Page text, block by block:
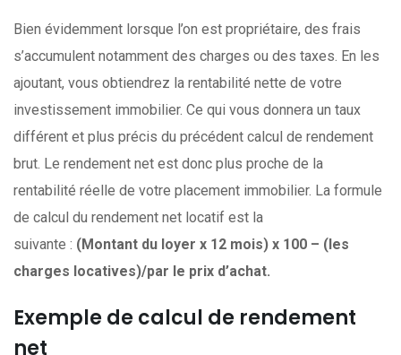
Bien évidemment lorsque l’on est propriétaire, des frais
s’accumulent notamment des charges ou des taxes. En les
ajoutant, vous obtiendrez la rentabilité nette de votre
investissement immobilier. Ce qui vous donnera un taux
différent et plus précis du précédent calcul de rendement
brut. Le rendement net est donc plus proche de la
rentabilité réelle de votre placement immobilier. La formule
de calcul du rendement net locatif est la
suivante : (Montant du loyer x 12 mois) x 100 – (les
charges locatives)/par le prix d’achat.
Exemple de calcul de rendement
net